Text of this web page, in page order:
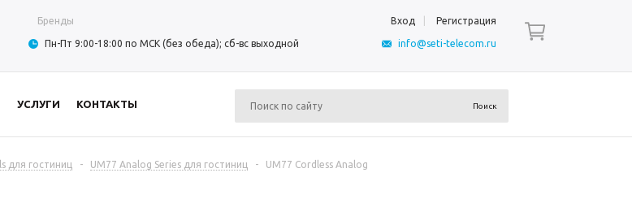
Бренды Вход Регистрация
Пн-Пт 9:00-18:00 по МСК (без обеда); сб-вс выходной info@seti-telecom.ru
УСЛУГИ КОНТАКТЫ
для гостиниц - UM77 Analog Series для гостиниц - UM77 Cordless Analog